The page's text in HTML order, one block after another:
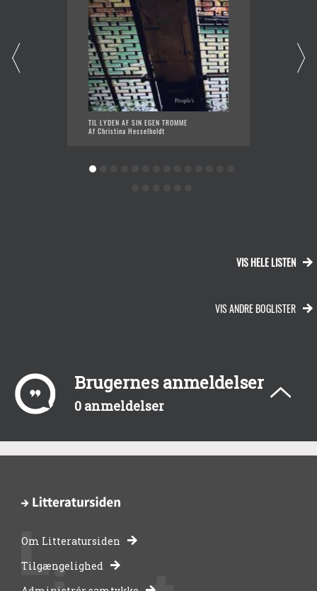
TIL LYDEN AF SIN EGEN TROMME
Af Christina Hesselholdt
VIS HELE LISTEN
VIS ANDRE BOGLISTER
Brugernes anmeldelser
0 anmeldelser
-
Om Litteratursiden
Tilgængelighed